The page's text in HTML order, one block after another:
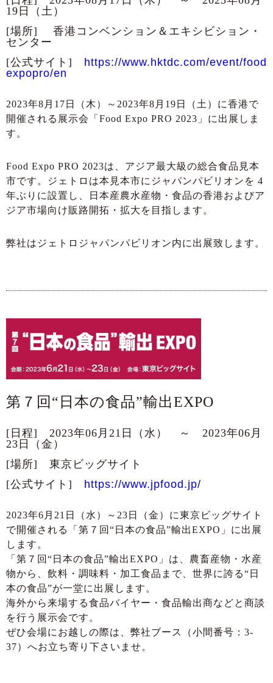
19日（土）
[場所] 香港コンベンション＆エキシビション・
センター
[公式サイト] https://www.hktdc.com/event/food
expopro/en
2023年8月17日（木）～2023年8月19日（土）に香港で
開催される展示会「Food Expo PRO 2023」に出展しま
す。
Food Expo PRO 2023は、アジア最大級の総合食品見本
市です。ジェトロは本見本市にジャパンパビリオンを 4
年ぶりに設置し、日本産農水産物・食品の香港およびア
ジア市場向け販路開拓・拡大を目指します。
弊社はジェトロジャパンパビリオン内に出展致します。
第７回“日本の食品”輸出EXPO
[日程] 2023年06月21日（水） ～ 2023年06月
23日（金）
[場所] 東京ビッグサイト
[公式サイト] https://www.jpfood.jp/
2023年6月21日（水）～23日（金）に東京ビッグサイト
で開催される「第７回“日本の食品”輸出EXPO」に出展
します。
「第７回“日本の食品”輸出EXPO」は、農畜産物・水産
物から、飲料・調味料・加工食品まで、世界に誇る“日
本の食品”が一堂に出展します。
海外から来場する食品バイヤー・食品輸出商などと商談
を行う展示会です。
ぜひ会場にお越しの際は、弊社ブース（小間番号：3-
37）へお立ち寄り下さいませ。